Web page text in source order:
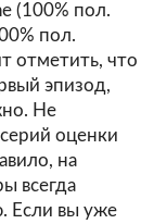
(100% пол.
пол.
отметить, что
эпизод,
Не
оценки
на
всегда
Если вы уже